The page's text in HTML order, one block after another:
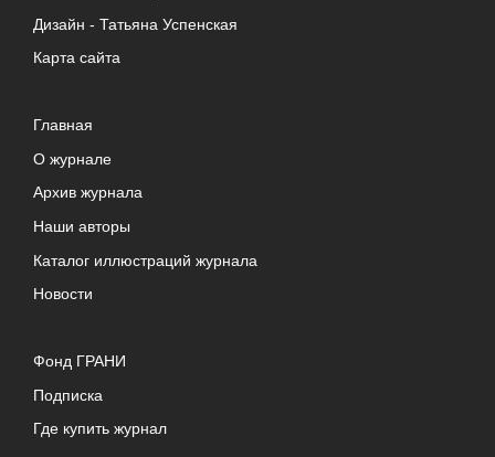
Дизайн - Татьяна Успенская
Карта сайта
Главная
О журнале
Архив журнала
Наши авторы
Каталог иллюстраций журнала
Новости
Фонд ГРАНИ
Подписка
Где купить журнал